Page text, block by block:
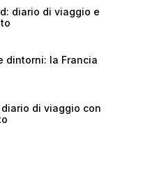
diario di viaggio e
dintorni: la Francia
di viaggio con